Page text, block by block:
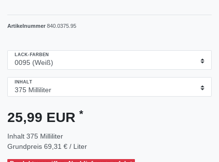
Artikelnummer 840.0375.95
LACK-FARBEN
INHALT
25,99 EUR *
Inhalt 375 Milliliter
Grundpreis 69,31 € / Liter